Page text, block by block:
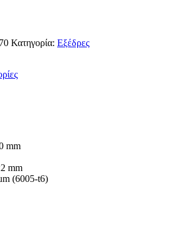
Κατηγορία: Εξέδρες
mm
mm
(6005-t6)